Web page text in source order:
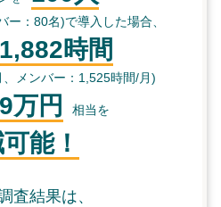
ー：80名)で導入した場合、
1,882時間
メンバー：1,525時間/月)
万円 相当を
能！
査結果は、